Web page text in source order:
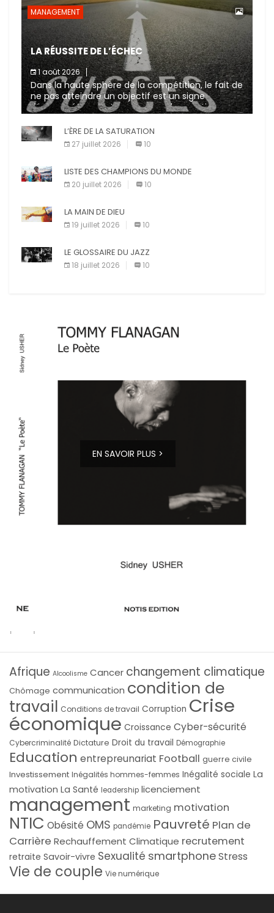
MANAGEMENT
LA RÉUSSITE DE L’ÉCHEC
1 août 2026
Dans la haute sphère de la compétition, le fait de
ne pas atteindre un objectif est un signe
d’incompétence et une source de sanctions
diverses (avertissement, […]
L’ÈRE DE LA SATURATION
27 juillet 2026 10
LISTE DES CHAMPIONS DU MONDE
20 juillet 2026 10
LA MAIN DE DIEU
19 juillet 2026 10
LE GLOSSAIRE DU JAZZ
18 juillet 2026 10
EN SAVOIR PLUS >
Afrique Alcoolisme Cancer changement climatique
Chômage communication condition de
travail Conditions de travail Corruption Crise
économique Croissance Cyber-sécurité
Cybercriminalité Dictature Droit du travail Démographie
Education entrepreunariat Football guerre civile
Investissement Inégalités hommes-femmes Inégalité sociale La
motivation La Santé leadership licenciement
management marketing motivation
NTIC Obésité OMS pandémie Pauvreté Plan de
Carrière Rechauffement Climatique recrutement
retraite Savoir-vivre Sexualité smartphoneStress
Vie de couple Vie numérique